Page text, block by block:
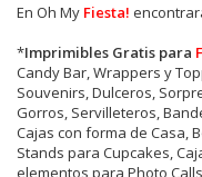
En Oh My Fiesta!
*Imprimibles Gratis para
Candy Bar, Wrappers y
Souvenirs, Dulceros,
Gorros, Servilleteros,
Cajas con forma de Casa,
Stands para Cupcakes,
elementos para Photo